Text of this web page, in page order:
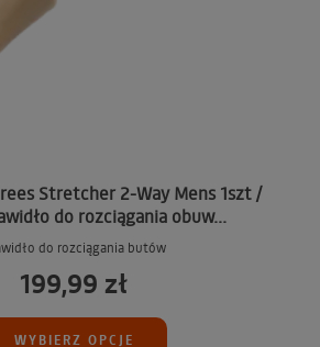
Stretcher 2-Way Mens 1szt /
do rozciągania obuw...
do rozciągania butów
199,99 zł
WYBIERZ OPCJE